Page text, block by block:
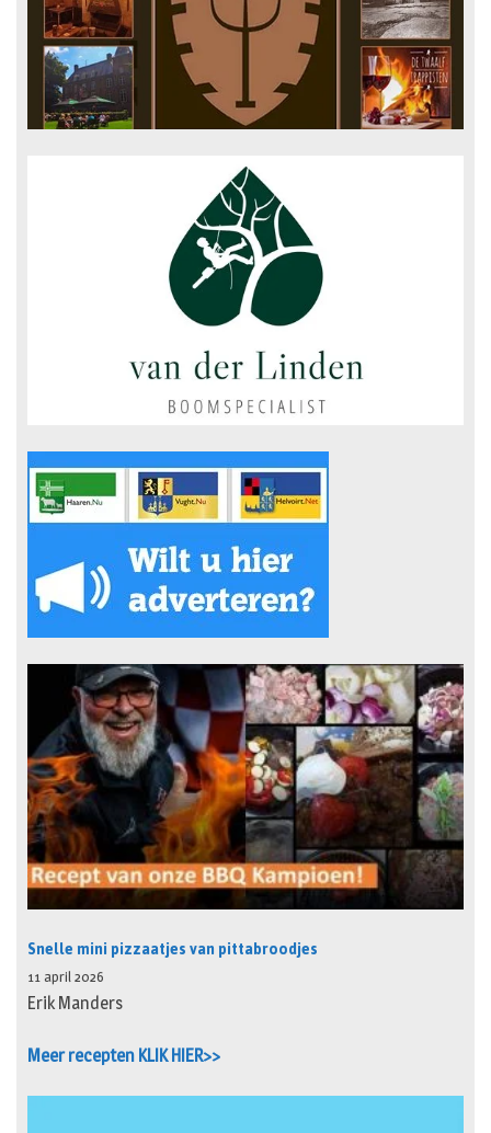
Snelle mini pizzaatjes van pittabroodjes
11 april 2026
Erik Manders
Meer recepten KLIK HIER>>